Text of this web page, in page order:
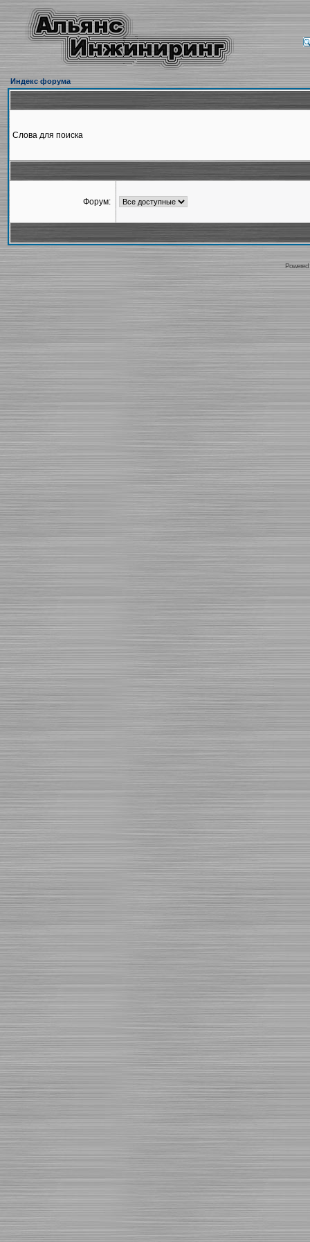
Индекс форума
Слова для поиска
Форум: